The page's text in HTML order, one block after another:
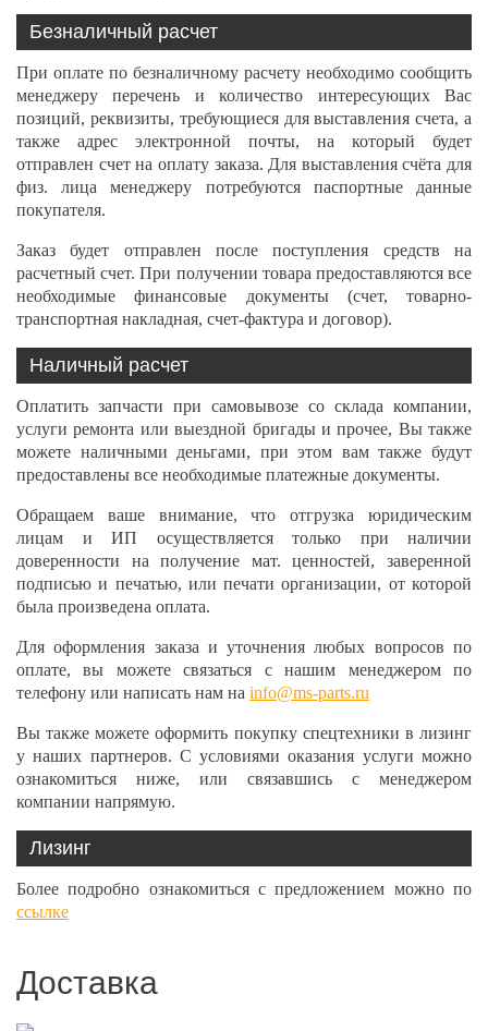
Безналичный расчет
При оплате по безналичному расчету необходимо сообщить
менеджеру перечень и количество интересующих Вас
позиций, реквизиты, требующиеся для выставления счета, а
также адрес электронной почты, на который будет
отправлен счет на оплату заказа. Для выставления счёта для
физ. лица менеджеру потребуются паспортные данные
покупателя.
Заказ будет отправлен после поступления средств на
расчетный счет. При получении товара предоставляются все
необходимые финансовые документы (счет, товарно-
транспортная накладная, счет-фактура и договор).
Наличный расчет
Оплатить запчасти при самовывозе со склада компании,
услуги ремонта или выездной бригады и прочее, Вы также
можете наличными деньгами, при этом вам также будут
предоставлены все необходимые платежные документы.
Обращаем ваше внимание, что отгрузка юридическим
лицам и ИП осуществляется только при наличии
доверенности на получение мат. ценностей, заверенной
подписью и печатью, или печати организации, от которой
была произведена оплата.
Для оформления заказа и уточнения любых вопросов по
оплате, вы можете связаться с нашим менеджером по
телефону или написать нам на info@ms-parts.ru
Вы также можете оформить покупку спецтехники в лизинг
у наших партнеров. С условиями оказания услуги можно
ознакомиться ниже, или связавшись с менеджером
компании напрямую.
Лизинг
Более подробно ознакомиться с предложением можно по
ссылке
Доставка